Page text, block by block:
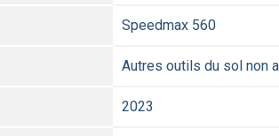
Speedmax 560
Autres outils du sol non
2023